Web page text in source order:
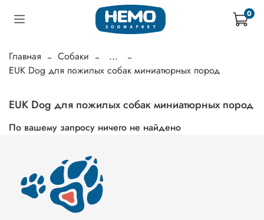
0
Главная Собаки
...
EUK Dog для пожилых собак миниатюрных пород
EUK Dog для пожилых собак миниатюрных пород
По вашему запросу ничего не найдено